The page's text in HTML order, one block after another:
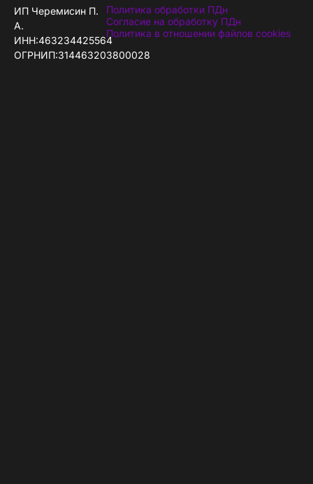
ИП Черемисин П.
А.
ИНН:463234425564
ОГРНИП:314463203800028
Политика обработки ПДн
Согласие на обработку ПДн
Политика в отношении файлов cookies